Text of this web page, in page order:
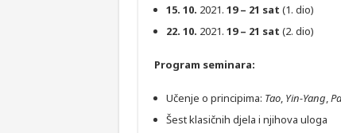
15. 10. 2021. 19 – 21 sat (1. dio)
22. 10. 2021. 19 – 21 sat (2. dio)
Program seminara:
Učenje o principima: Tao, Yin-Yang,
Šest klasičnih djela i njihova uloga